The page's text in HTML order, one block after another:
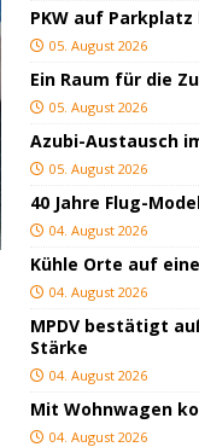
PKW auf
05. August 2026
Ein Raum für die
05. August 2026
Azubi-Austausch
05. August 2026
40 Jahre Flug-
04. August 2026
Kühle Orte auf
04. August 2026
MPDV bestätigt
Stärke
04. August 2026
Mit Wohnwagen
04. August 2026